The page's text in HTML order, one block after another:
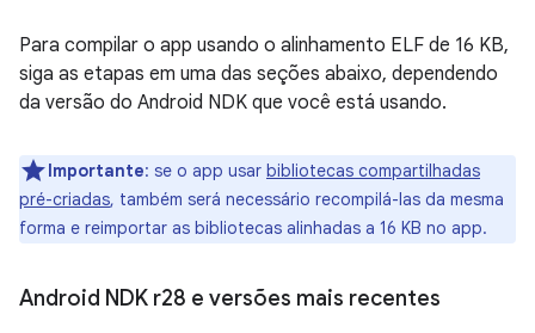
Para compilar o app usando o alinhamento ELF de 16 KB,
siga as etapas em uma das seções abaixo, dependendo
da versão do Android NDK que você está usando.
Importante: se o app usar bibliotecas compartilhadas
pré-criadas, também será necessário recompilá-las da mesma
forma e reimportar as bibliotecas alinhadas a 16 KB no app.
Android NDK r28 e versões mais recentes